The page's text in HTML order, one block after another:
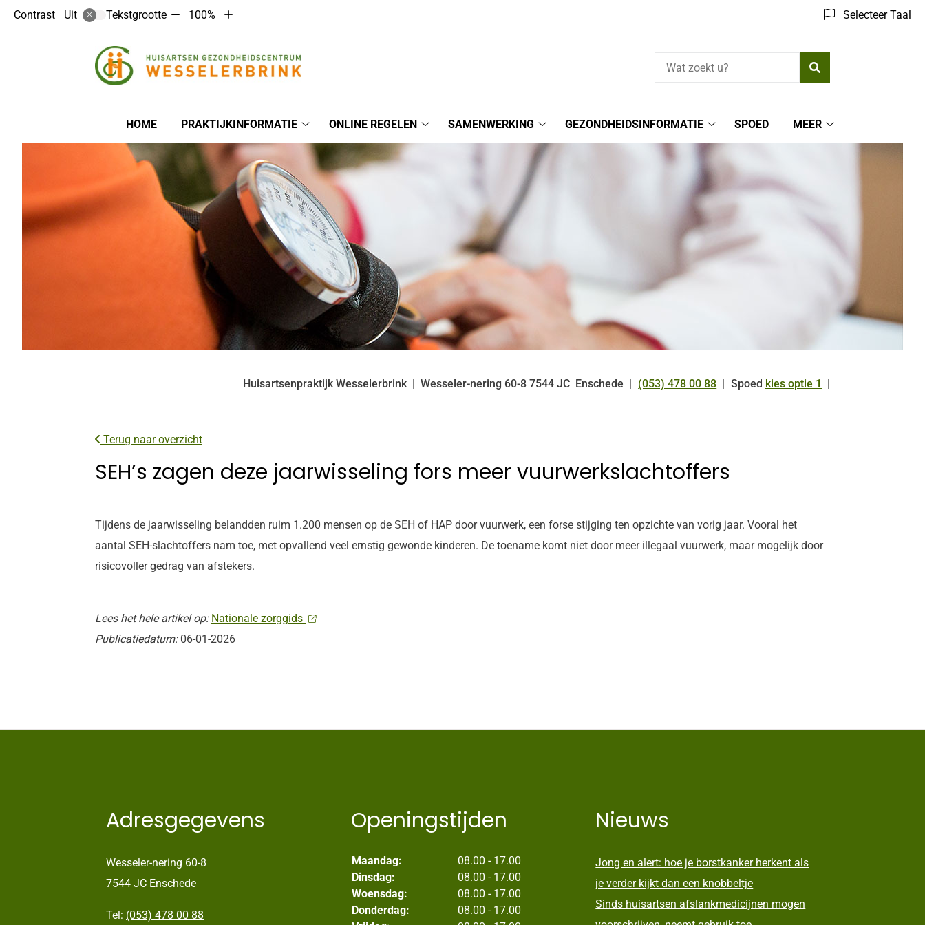
Contrast Uit Tekstgrootte Tekst
10%
100%
Tekst
10%
Selecteer Taal
Hoofdmenu
HOME
PRAKTIJKINFORMATIE
submenu
ONLINE REGELEN
SAMENWERKING
submenu
GEZONDHEIDSINFORMATIE
submenu
SPOED
MEER
Huisartsenpraktijk Wesselerbrink Wesseler-nering 60-8 7544 JC Enschede Tel:
(053) 478 00 88 Spoed kies optie 1
Terug naar overzicht
SEH’s zagen deze jaarwisseling fors meer vuurwerkslachtoffers
Tijdens de jaarwisseling belandden ruim 1.200 mensen op de SEH of HAP door vuurwerk, een forse stijging ten opzichte van vorig jaar. Vooral het
aantal SEH-slachtoffers nam toe, met opvallend veel ernstig gewonde kinderen. De toename komt niet door meer illegaal vuurwerk, maar mogelijk door
risicovoller gedrag van afstekers.
Lees het hele artikel op: Nationale zorggids
Publicatiedatum: 06-01-2026
Adresgegevens
Wesseler-nering 60-8
7544 JC Enschede
Tel: (053) 478 00 88
Openingstijden
Maandag:
08.00 - 17.00
Dinsdag:
08.00 - 17.00
Woensdag:
08.00 - 17.00
Donderdag:
08.00 - 17.00
Nieuws
Jong en alert: hoe je borstkanker herkent als
je verder kijkt dan een knobbeltje
Sinds huisartsen afslankmedicijnen mogen